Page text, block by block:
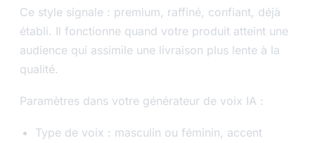
Ce style signale : premium, raffiné, confiant, déjà
établi. Il fonctionne quand votre produit atteint une
audience qui assimile une livraison plus lente à la
qualité.
Paramètres dans votre générateur de voix IA :
Type de voix : masculin ou féminin, accent